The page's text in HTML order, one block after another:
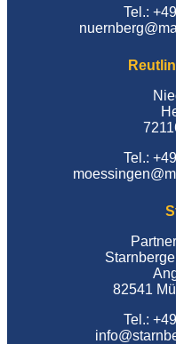
Tel.:
Tel.:
82541
Tel.: